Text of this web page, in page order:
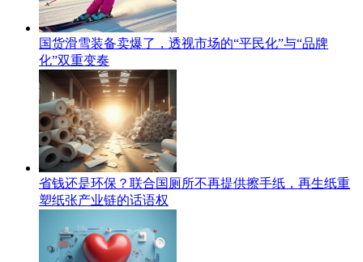
国货滑雪装备卖爆了，透视市场的“平民化”与“品牌
化”双重变奏
省钱还是环保？联合国厕所不再提供擦手纸，再生纸重
塑纸张产业链的话语权